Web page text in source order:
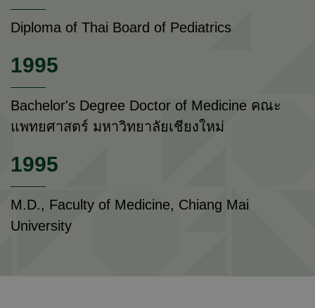
Diploma of Thai Board of Pediatrics
1995
Bachelor's Degree Doctor of Medicine คณะ
แพทยศาสตร์ มหาวิทยาลัยเชียงใหม่
1995
M.D., Faculty of Medicine, Chiang Mai
University